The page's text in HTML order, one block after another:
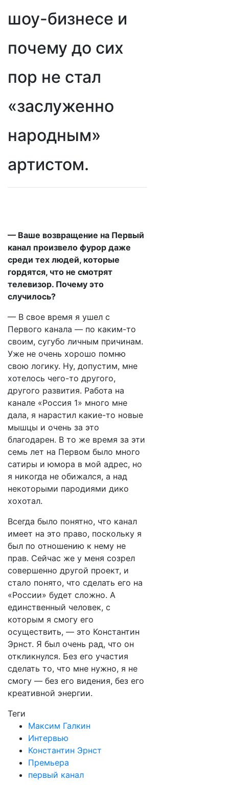
шоу-бизнесе и
почему до сих
пор не стал
«заслуженно
народным»
артистом.
— Ваше возвращение на Первый
канал произвело фурор даже
среди тех людей, которые
гордятся, что не смотрят
телевизор. Почему это
случилось?
— В свое время я ушел с
Первого канала — по каким-то
своим, сугубо личным причинам.
Уже не очень хорошо помню
свою логику. Ну, допустим, мне
хотелось чего-то другого,
другого развития. Работа на
канале «Россия 1» много мне
дала, я нарастил какие-то новые
мышцы и очень за это
благодарен. В то же время за эти
семь лет на Первом было много
сатиры и юмора в мой адрес, но
я никогда не обижался, а над
некоторыми пародиями дико
хохотал.
Всегда было понятно, что канал
имеет на это право, поскольку я
был по отношению к нему не
прав. Сейчас же у меня созрел
совершенно другой проект, и
стало понято, что сделать его на
«России» будет сложно. А
единственный человек, с
которым я смогу его
осуществить, — это Константин
Эрнст. Я был очень рад, что он
откликнулся. Без его участия
сделать то, что мне нужно, я не
смогу — без его видения, без его
креативной энергии.
Теги
Максим Галкин
Интервью
Константин Эрнст
Премьера
первый канал